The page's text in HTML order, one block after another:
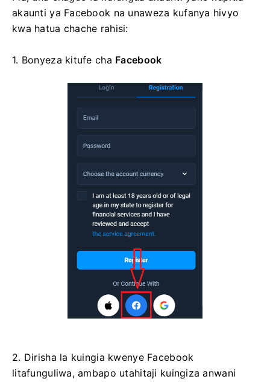
akaunti ya Facebook na unaweza kufanya hivyo
kwa hatua chache rahisi:
1. Bonyeza kitufe cha Facebook
2. Dirisha la kuingia kwenye Facebook
litafunguliwa, ambapo utahitaji kuingiza anwani